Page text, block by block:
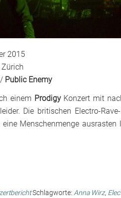
2015
/ Public Enemy
einem ProdigyKonzert mit
Die britischen Electro-
eine Menschenmenge
Schlagworte: Anna Wirz,